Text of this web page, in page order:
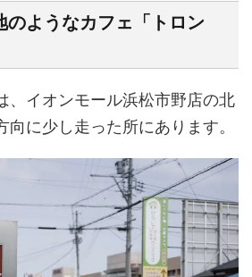
のようなカフェ「トロン
、イオンモール浜松市野店の北
に少し走った所にあります。